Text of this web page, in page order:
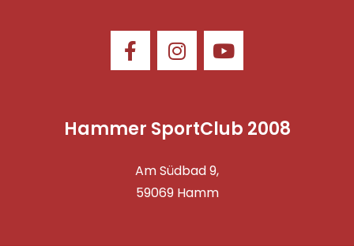
Hammer SportClub 2008
Am Südbad 9,
59069 Hamm